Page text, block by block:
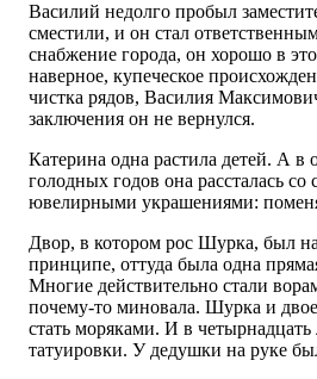
Василий недолго пробыл
сместили, и он стал
снабжение города, он хорошо в
наверное, купеческое
чистка рядов, Василия
заключения он не вернулся.
Катерина одна растила детей. А
голодных годов она рассталась
ювелирными украшениями:
Двор, в котором рос Шурка, был
принципе, оттуда была одна
Многие действительно стали
почему-то миновала. Шурка и двое
стать моряками. И в четырнадцать
татуировки. У дедушки на руке